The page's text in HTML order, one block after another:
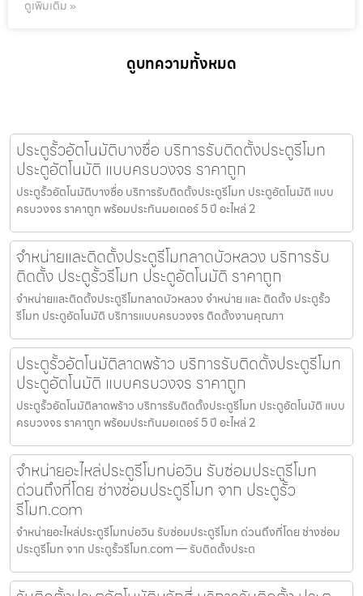
ดูเพิ่มเติม »
ดูบทความทั้งหมด
ประตูรั้วอัตโนมัติบางซื่อ บริการรับติดตั้งประตูรีโมท
ประตูอัตโนมัติ แบบครบวงจร ราคาถูก
ประตูรั้วอัตโนมัติบางซื่อ บริการรับติดตั้งประตูรีโมท ประตูอัตโนมัติ แบบ
ครบวงจร ราคาถูก พร้อมประกันมอเตอร์ 5 ปี อะไหล่ 2
จำหน่ายและติดตั้งประตูรีโมทลาดบัวหลวง บริการรับ
ติดตั้ง ประตูรั้วรีโมท ประตูอัตโนมัติ ราคาถูก
จำหน่ายและติดตั้งประตูรีโมทลาดบัวหลวง จำหน่าย และ ติดตั้ง ประตูรั้ว
รีโมท ประตูอัตโนมัติ บริการแบบครบวงจร ติดตั้งงานคุณภา
ประตูรั้วอัตโนมัติลาดพร้าว บริการรับติดตั้งประตูรีโมท
ประตูอัตโนมัติ แบบครบวงจร ราคาถูก
ประตูรั้วอัตโนมัติลาดพร้าว บริการรับติดตั้งประตูรีโมท ประตูอัตโนมัติ แบบ
ครบวงจร ราคาถูก พร้อมประกันมอเตอร์ 5 ปี อะไหล่ 2
จำหน่ายอะไหล่ประตูรีโมทบ่อวิน รับซ่อมประตูรีโมท
ด่วนถึงที่โดย ช่างซ่อมประตูรีโมท จาก ประตูรั้ว
รีโมท.com
จำหน่ายอะไหล่ประตูรีโมทบ่อวิน รับซ่อมประตูรีโมท ด่วนถึงที่โดย ช่างซ่อม
ประตูรีโมท จาก ประตูรั้วรีโมท.com — รับติดตั้งประต